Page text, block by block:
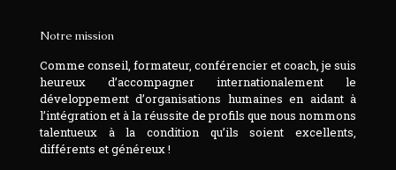
Notre mission
Comme conseil, formateur, conférencier et coach, je suis
heureux d’accompagner internationalement le
développement d’organisations humaines en aidant à
l’intégration et à la réussite de profils que nous nommons
talentueux à la condition qu’ils soient excellents,
différents et généreux !